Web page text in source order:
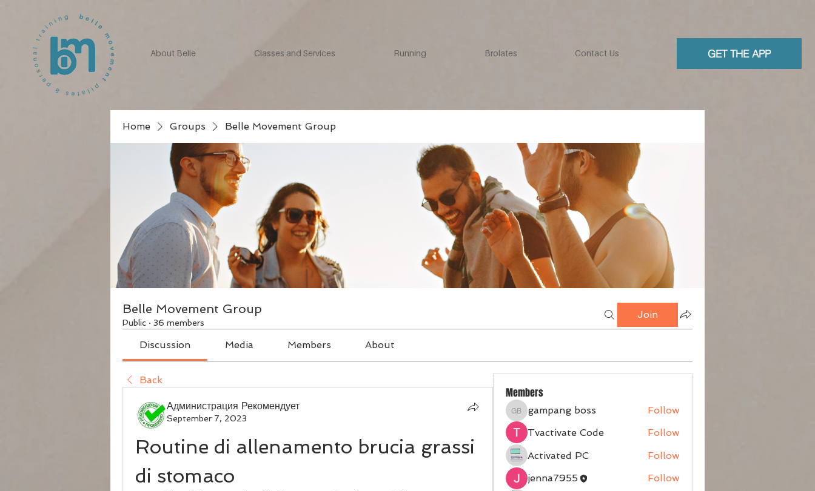
About Belle Classes and Services Running Brolates Contact Us GET THE APP
Home Groups Belle Movement Group
Belle Movement Group
Public · 36 members
Join
Discussion Media Members About
Back
Администрация Рекомендует
September 7, 2023
Routine di allenamento brucia grassi
di stomaco
Members
gampang boss
gampang boss
Follow
Tvactivate Code
Follow
Activated PC
Follow
jenna7955
Follow